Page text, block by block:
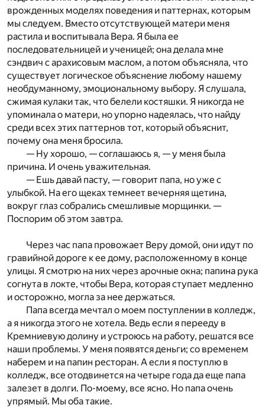
врожденных моделях поведения и паттернах, которым
мы следуем. Вместо отсутствующей матери меня
растила и воспитывала Вера. Я была ее
последовательницей и ученицей; она делала мне
сэндвич с арахисовым маслом, а потом объясняла, что
существует логическое объяснение любому нашему
необдуманному, эмоциональному выбору. Я слушала,
сжимая кулаки так, что белели костяшки. Я никогда не
упоминала о матери, но упорно надеялась, что найду
среди всех этих паттернов тот, который объяснит,
почему она меня бросила.
— Ну хорошо, — соглашаюсь я, — у меня была
причина. И очень уважительная.
— Ешь давай пасту, — говорит папа, но уже с
улыбкой. На его щеках темнеет вечерняя щетина,
вокруг глаз собрались смешливые морщинки. —
Поспорим об этом завтра.
Через час папа провожает Веру домой, они идут по
гравийной дороге к ее дому, расположенному в конце
улицы. Я смотрю на них через арочные окна; папина рука
согнута в локте, чтобы Вера, которая ступает медленно
и осторожно, могла за нее держаться.
Папа всегда мечтал о моем поступлении в колледж,
а я никогда этого не хотела. Ведь если я перееду в
Кремниевую долину и устроюсь на работу, решатся все
наши проблемы. У меня появятся деньги; со временем
наберем и на папин ресторан. А если я поступлю в
колледж, все отодвинется на четыре года да еще папа
залезет в долги. По-моему, все ясно. Но папа очень
упрямый. Мы оба такие.